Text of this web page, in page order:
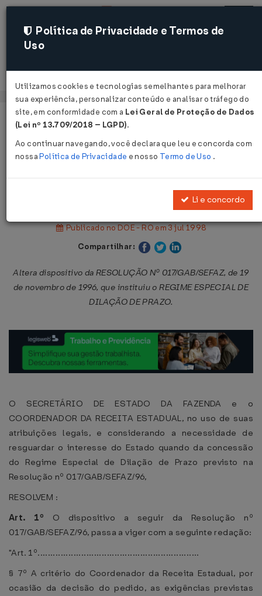
Acessar
Página Inicial Legislações
Resolução GAB/SEFAZ nº 13 de
Publicado no DOE - RO em 3 jul 1998
Compartilhar:
Altera dispositivo da RESOLUÇÃO Nº 017/GAB/SEFAZ, de 19
de novembro de 1996, que instituiu o REGIME ESPECIAL DE
DILAÇÃO DE PRAZO.
O SECRETÁRIO DE ESTADO DA FAZENDA e o
COORDENADOR DA RECEITA ESTADUAL, no uso de suas
atribuições legais, e considerando a necessidade de
resguardar o interesse do Estado quando da concessão
do Regime Especial de Dilação de Prazo previsto na
Resolução nº 017/GAB/SEFAZ/96,
RESOLVEM :
Art. 1º O dispositivo a seguir da Resolução nº
017/GAB/SEFAZ/96, passa a viger com a seguinte redação:
"Art. 1º...............................................................
§ 7º A critério do Coordenador da Receita Estadual, por
ocasião da decisão do pedido, as exigências previstas
Política de Privacidade e Termos de
Uso
Utilizamos cookies e tecnologias semelhantes para melhorar
sua experiência, personalizar conteúdo e analisar o tráfego do
site, em conformidade com a Lei Geral de Proteção de Dados
(Lei nº 13.709/2018 – LGPD).
Ao continuar navegando, você declara que leu e concorda com
nossaPolítica de Privacidade e nosso Termo de Uso .
Li e concordo